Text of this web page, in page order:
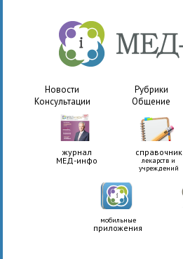
Новости Рубрики
Консультации
Общение
журнал
МЕД-инфо
справочник
лекарств и
учреждений
мобильные
приложения